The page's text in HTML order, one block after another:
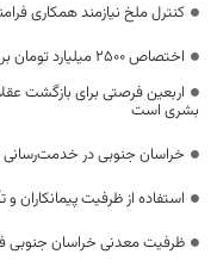
کنترل ملخ نیازمند همکاری
اختصاص 2500 میلیارد تومان برای توسعه راه‌های دوبانده خراسان جنوبی
اربعین فرصتی برای بازگشت
بشری است
خراسان جنوبی در خدمت‌رسانی
استفاده از ظرفیت پیمانکاران
ظرفیت معدنی خراسان جنوبی